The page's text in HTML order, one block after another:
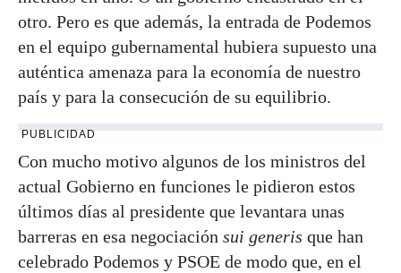
otro. Pero es que además, la entrada de Podemos
en el equipo gubernamental hubiera supuesto una
auténtica amenaza para la economía de nuestro
país y para la consecución de su equilibrio.
PUBLICIDAD
Con mucho motivo algunos de los ministros del
actual Gobierno en funciones le pidieron estos
últimos días al presidente que levantara unas
barreras en esa negociación sui generis que han
celebrado Podemos y PSOE de modo que, en el